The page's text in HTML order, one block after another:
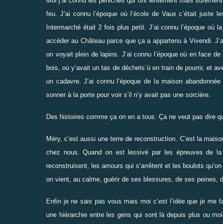
feu. J’ai connu l’époque où l’école de Vaux c’était juste
Intermarché était 2 fois plus petit. J’ai connu l’époque où
accéder au Château parce que ça a appartenu à Vivendi.
on voyait plein de lapins. J’ai connu l’époque où en face
bois, où y’avait un tas de déchets`ù en train de pourrir, et
un cadavre. J’ai connu l’époque de la maison
sonner à la porte pour voir s’il n’y avait pas une sorcière.
Des histoires comme ça on en a tous. Ça ne veut pas dire
Méry, c’est aussi une terre de reconstruction. C’est la
chez nous. Quand on est lessivé par les épreuves de
reconstruisent, les amours qui s’arrêtent et les boulots
on vient, au calme, guérir de ses blessures, de ses peines,
Enfin je ne sais pas vous mais moi c’est l’idée que je
une hiérarchie entre les gens qui sont là depuis plus ou